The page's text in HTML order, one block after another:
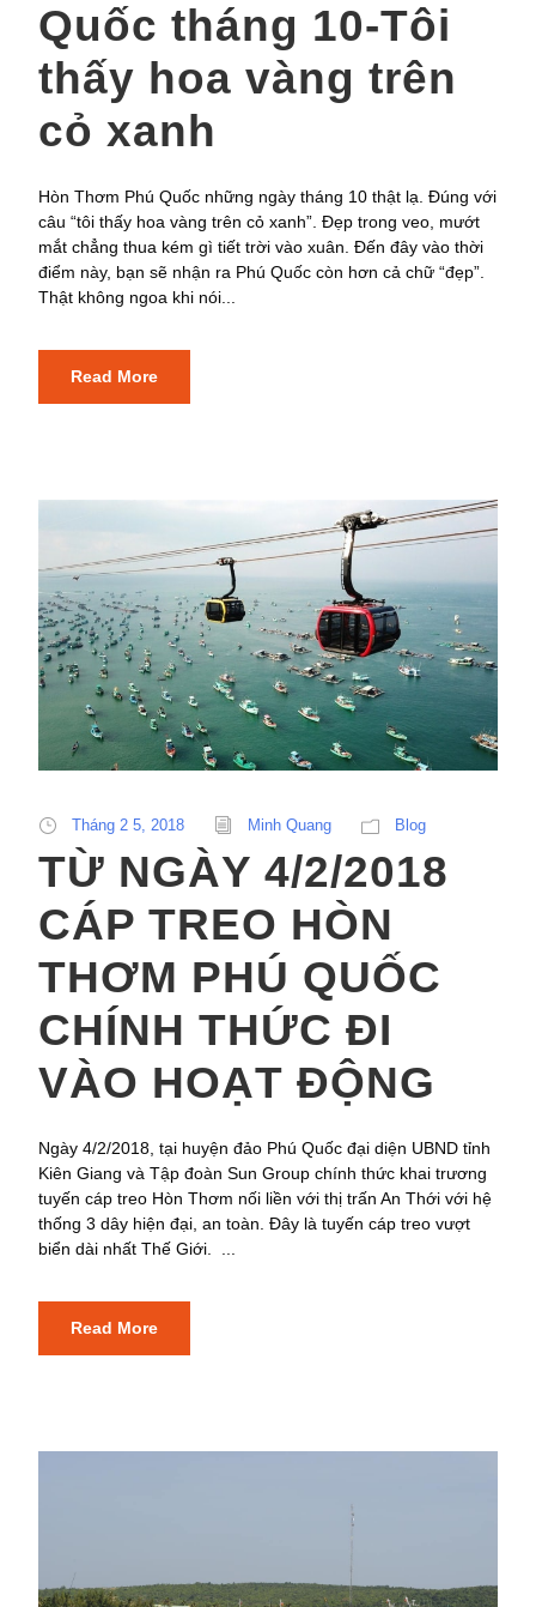
Quốc tháng 10-Tôi
thấy hoa vàng trên
cỏ xanh
Hòn Thơm Phú Quốc những ngày tháng 10 thật lạ. Đúng với
câu “tôi thấy hoa vàng trên cỏ xanh”. Đẹp trong veo, mướt
mắt chẳng thua kém gì tiết trời vào xuân. Đến đây vào thời
điểm này, bạn sẽ nhận ra Phú Quốc còn hơn cả chữ “đẹp”.
Thật không ngoa khi nói...
Read More
Tháng 2 5, 2018 Minh Quang Blog
TỪ NGÀY 4/2/2018
CÁP TREO HÒN
THƠM PHÚ QUỐC
CHÍNH THỨC ĐI
VÀO HOẠT ĐỘNG
Ngày 4/2/2018, tại huyện đảo Phú Quốc đại diện UBND tỉnh
Kiên Giang và Tập đoàn Sun Group chính thức khai trương
tuyến cáp treo Hòn Thơm nối liền với thị trấn An Thới với hệ
thống 3 dây hiện đại, an toàn. Đây là tuyến cáp treo vượt
biển dài nhất Thế Giới. ...
Read More